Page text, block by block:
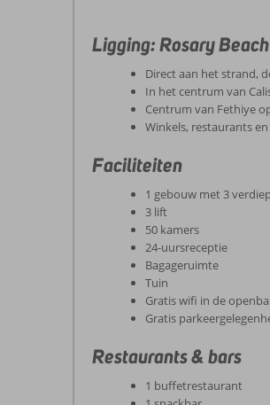
Ligging: Rosary Beach
Direct aan het strand,
In het centrum van
Centrum van Fethiye
Winkels, restaurants
Faciliteiten
1 gebouw met 3
3 lift
50 kamers
24-uursreceptie
Bagageruimte
Tuin
Gratis wifi in de
Gratis
Restaurants & bars
1 buffetrestaurant